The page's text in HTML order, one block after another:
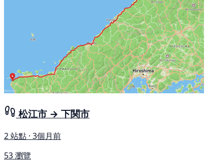
松江市 → 下関市
2 站點 · 3個月前
53 瀏覽